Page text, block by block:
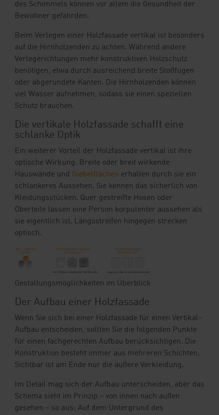
des Schimmels können vor allem die Gesundheit der
Bewohner gefährden.
Beim Verlegen einer Holzfassade vertikal ist besonders
auf die Hirnholzenden zu achten. Während andere
Verlegerichtungen mehr konstruktiven Holzschutz
benötigen, etwa durch ausreichend breite Stoßfugen
oder abgerundete Kanten. Die Hirnholzenden können
viel Wasser aufnehmen, sodass sie einen speziellen
Schutz brauchen.
Die vertikale Holzfassade schafft eine
schlanke Optik
Ein weiterer Vorteil der Holzfassade vertikal ist ihre
optische Wirkung. Breite oder breit wirkende
Hauswände und Giebelflächen erhalten durch sie ein
schlankeres Aussehen. Sie kennen das sicherlich von
Kleidungsstücken. Quer gestreifte Hosen oder
Oberteile lassen eine Person korpulenter aussehen als
sie eigentlich ist. Längsstreifen hingegen strecken
optisch.
Gestaltungsmöglichkeiten im Überblick
Der Aufbau einer Holzfassade
Wenn Sie sich bei einer Holzfassade für einen Vertikal-
Aufbau entscheiden, sollten Sie die folgenden Punkte
für einen fachgerechten Aufbau berücksichtigen. Die
Konstruktion besteht immer aus mehreren Schichten.
Sichtbar ist am Ende nur die äußere Verkleidung.
Im Detail mag sich der Aufbau unterscheiden, aber das
Schema sieht im Prinzip – von innen nach außen
gesehen – so aus: Auf dem Untergrund des